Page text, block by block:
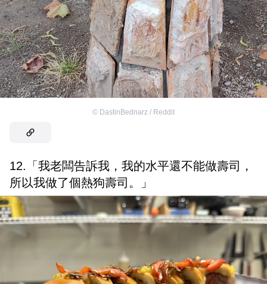
© DastinBednarz / Reddit
12.「我老闆告訴我，我的水平還不能做壽司，
所以我做了個熱狗壽司。」